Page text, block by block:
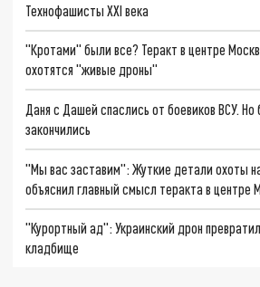
Технофашисты XXI века
"Кротами" были все? Теракт в центре
охотятся "живые дроны"
Даня с Дашей спаслись от боевиков ВСУ.
закончились
"Мы вас заставим": Жуткие детали охоты
объяснил главный смысл теракта в центре
"Курортный ад": Украинский дрон
кладбище